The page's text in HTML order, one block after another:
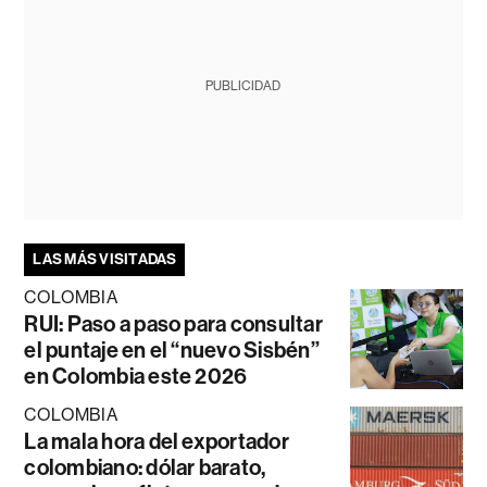
PUBLICIDAD
LAS MÁS VISITADAS
COLOMBIA
RUI: Paso a paso para consultar
el puntaje en el “nuevo Sisbén”
en Colombia este 2026
COLOMBIA
La mala hora del exportador
colombiano: dólar barato,